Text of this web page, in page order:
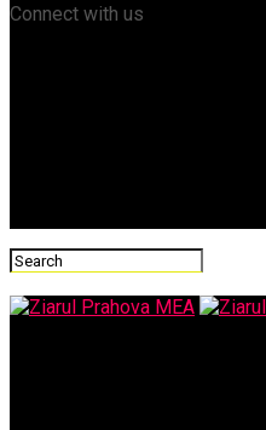
Connect with us